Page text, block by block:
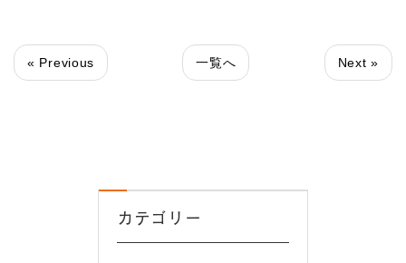
« Previous 一覧へ Next »
カテゴリー